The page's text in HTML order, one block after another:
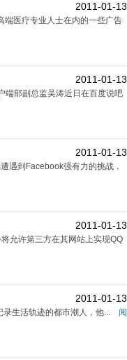
2011-01-13
医疗专业人士在内的一些广告
2011-01-13
部副总监吴涛近日在百度说吧
2011-01-13
遇到Facebook强有力的挑战，
2011-01-13
允许第三方在其网站上实现QQ
2011-01-13
生活轨迹的都市潮人，他...
阅